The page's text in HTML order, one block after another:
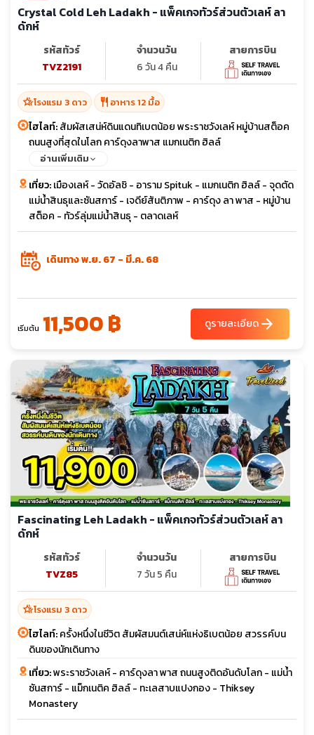
Crystal Cold Leh Ladakh - แพ็คเกจทัวร์ส่วนตัวเลห์ ลา
ดักห์
รหัสทัวร์
TVZ2191
จำนวนวัน
6 วัน 4 คืน
สายการบิน
hotel_classโรงแรม 3 ดาว restaurant อาหาร 12 มื้อ
ไฮไลท์:สัมผัสเสน่ห์ดินแดนทิเบตน้อย พระราชวังเลห์ หมู่บ้านสต็อค
ถนนสูงที่สุดในโลก คาร์ดุงลาพาส แมกเนติก ฮิลล์
อ่านเพิ่มเติม
เที่ยว:เมืองเลห์ - วัดอัลชิ - อาราม Spituk - แมกเนติก ฮิลล์ - จุดตัด
แม่น้ำสินธุและซันสการ์ - เจดีย์สันติภาพ - คาร์ดุง ลา พาส - หมู่บ้าน
สต็อค - ทัวร์ลุ่มแม่น้ำสินธุ - ตลาดเลห์
เดินทาง พ.ย. 67 - มี.ค. 68
เริ่มต้น 11,500 ฿ ดูรายละเอียดarrow_forward
Fascinating Leh Ladakh - แพ็คเกจทัวร์ส่วนตัวเลห์ ลา
ดักห์
รหัสทัวร์
TVZ85
จำนวนวัน
7 วัน 5 คืน
สายการบิน
hotel_classโรงแรม 3 ดาว
ไฮไลท์:ครั้งหนึ่งในชีวิต สัมผัสมนต์เสน่ห์แห่งธิเบตน้อย สวรรค์บน
ดินของนักเดินทาง
เที่ยว:พระราชวังเลห์ - คาร์ดุงลา พาส ถนนสูงติดอันดับโลก - แม่น้ำ
ซันสการ์ - แม็กเนติค ฮิลล์ - ทะเลสาบแปงกอง - Thiksey
Monastery